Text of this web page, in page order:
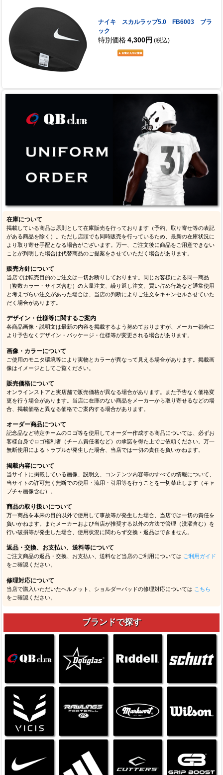
ナイキ スカルラップ5.0 FB6003 ブラ
ック
特別価格 4,300円 (税込)
在庫について
掲載している商品は原則として在庫販売を行っております（予約、取り寄せ等の表記
がある商品を除く）。ただし店頭でも同時販売を行っているため、最新の在庫状況に
より取り寄せ手配となる場合がございます。万一、ご注文後に商品をご用意できない
ことが判明した場合は代替商品のご提案をさせていただく場合があります。
販売方針について
当店では転売目的のご注文は一切お断りしております。同じお客様による同一商品
（複数カラー・サイズ含む）の大量注文、繰り返し注文、買い占め行為など通常使用
と考えづらい注文があった場合は、当店の判断によりご注文をキャンセルさせていた
だく場合があります。
デザイン・仕様等に関するご案内
各商品画像・説明文は最新の内容を掲載するよう努めておりますが、メーカー都合に
より予告なくデザイン・パッケージ・仕様等が変更される場合があります。
画像・カラーについて
ご使用のモニタ環境等により実物とカラーが異なって見える場合があります。掲載画
像はイメージとしてご覧ください。
販売価格について
オンラインストアと実店舗で販売価格が異なる場合があります。また予告なく価格変
更を行う場合があります。当店に在庫のない商品をメーカーから取り寄せるなどの場
合、掲載価格と異なる価格でご案内する場合があります。
オーダー商品について
記念品など特定チームのロゴ等を使用してオーダー作成する商品については、必ずお
客様自身でロゴ権利者（チーム責任者など）の承諾を得た上でご依頼ください。万一
無断使用によるトラブルが発生した場合、当店では一切の責任を負いかねます。
掲載内容について
当サイトに掲載している画像、説明文、コンテンツ内容等のすべての情報について、
当サイトの許可無く無断での使用・流用・引用等を行うことを一切禁止します（キャ
プチャ画像含む）。
商品の取り扱いについて
万一商品を本来の目的以外で使用して事故等が発生した場合、当店では一切の責任を
負いかねます。またメーカーおよび当店が推奨する以外の方法で管理（洗濯含む）を
行い破損等が発生した場合、使用状況に関わらず交換・返品はできません。
返品・交換、お支払い、送料等について
ご注文商品の返品・交換、お支払い、送料など当店のご利用については ご利用ガイド
をご確認ください。
修理対応について
当店で購入いただいたヘルメット、ショルダーパッドの修理対応については こちら
をご確認ください。
ブランドで探す